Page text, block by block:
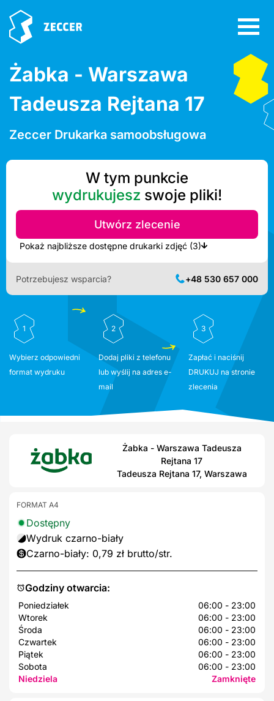
Żabka - Warszawa
Tadeusza Rejtana 17
Zeccer Drukarka samoobsługowa
W tym punkcie
wydrukujesz swoje pliki!
Utwórz zlecenie
Pokaż najbliższe dostępne drukarki zdjęć (3)
Potrzebujesz wsparcia? +48 530 657 000
1
Wybierz odpowiedni
format wydruku
2
Dodaj pliki z telefonu
lub wyślij na adres e-
mail
3
Zapłać i naciśnij
DRUKUJ na stronie
zlecenia
Żabka - Warszawa Tadeusza
Rejtana 17
Tadeusza Rejtana 17, Warszawa
Godziny otwarcia:
Poniedziałek
06:00 - 23:00
Wtorek
06:00 - 23:00
Środa
06:00 - 23:00
Czwartek
06:00 - 23:00
Piątek
06:00 - 23:00
Sobota
06:00 - 23:00
Niedziela
Zamknięte
FORMAT A4
Dostępny
Wydruk czarno-biały
Czarno-biały: 0,79 zł brutto/str.